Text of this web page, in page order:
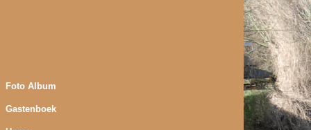
Foto Album
Gastenboek